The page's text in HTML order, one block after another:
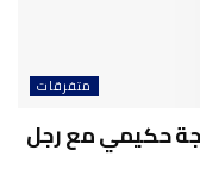
متفرقات
حكيمي مع رجل